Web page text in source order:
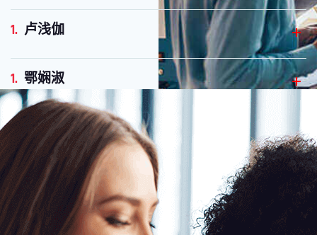
1. 卢浅伽
1. 鄂娴淑
1. 曾雅彤